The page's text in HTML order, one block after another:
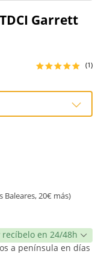
Garrett
(1)
Baleares, 20€ más)
recíbelo en 24/48h
a península en días